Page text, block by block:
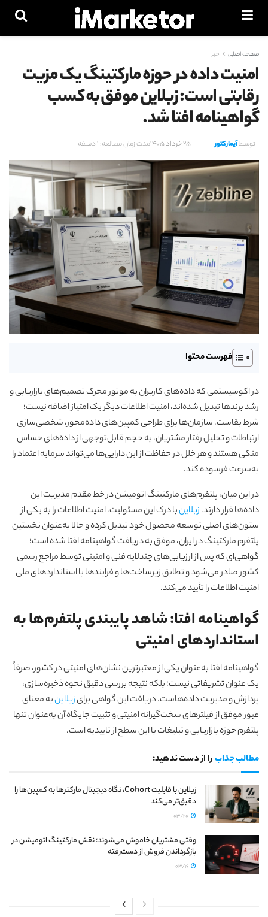
صفحه اصلی خبر
امنیت داده در حوزه مارکتینگ یک مزیت
رقابتی است: زبلاین موفق به کسب
گواهینامه افتا شد.
توسطآیمارکتور 25 خرداد 1405 مدت زمان مطالعه: 1 دقیقه
فهرست محتوا
در اکوسیستمی که داده‌های کاربران به موتور محرک تصمیم‌های بازاریابی و
رشد برندها تبدیل شده‌اند، امنیت اطلاعات دیگر یک امتیاز اضافه نیست؛
شرط بقاست. سازمان‌ها برای طراحی کمپین‌های داده‌محور، شخصی‌سازی
ارتباطات و تحلیل رفتار مشتریان، به حجم قابل‌توجهی از داده‌های حساس
متکی هستند و هر خلل در حفاظت از این دارایی‌ها می‌تواند سرمایه اعتماد را
به‌سرعت فرسوده کند.
در این میان، پلتفرم‌های مارکتینگ اتومیشن در خط مقدم مدیریت این
داده‌ها قرار دارند.زبلاینبا درک این مسئولیت، امنیت اطلاعات را به یکی از
ستون‌های اصلی توسعه محصول خود تبدیل کرده و حالا به‌عنوان نخستین
پلتفرم مارکتینگ در ایران، موفق به دریافت گواهینامه افتا شده است؛
گواهی‌ای که پس از ارزیابی‌های چندلایه فنی و امنیتی توسط مراجع رسمی
کشور صادر می‌شود و تطابق زیرساخت‌ها و فرایندها با استانداردهای ملی
امنیت اطلاعات را تأیید می‌کند.
گواهینامه افتا: شاهد پایبندی پلتفرم‌ها به
استانداردهای امنیتی
گواهینامه افتا به‌عنوان یکی از معتبرترین نشان‌های امنیتی در کشور، صرفاً
یک عنوان تشریفاتی نیست؛ بلکه نتیجه بررسی دقیق نحوه ذخیره‌سازی،
پردازش و مدیریت داده‌هاست. دریافت این گواهی برایزبلاینبه معنای
عبور موفق از فیلترهای سخت‌گیرانه امنیتی و تثبیت جایگاه آن به‌عنوان تنها
پلتفرم حوزه بازاریابی و تبلیغات با این سطح از تاییدیه است.
را از دست ندهید:مطالب جذاب
زبلاین با قابلیت Cohort، نگاه دیجیتال مارکترها به کمپین‌ها را
دقیق‌تر می‌کند
وقتی مشتریان خاموش می‌شوند؛ نقش مارکتینگ اتومیشن در
بازگرداندن فروش از دست‌رفته